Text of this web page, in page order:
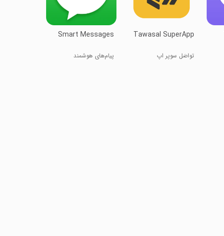
Tawasal SuperApp
تواصَل سوپر اپ
Smart Messages
پیام‌های هوشمند